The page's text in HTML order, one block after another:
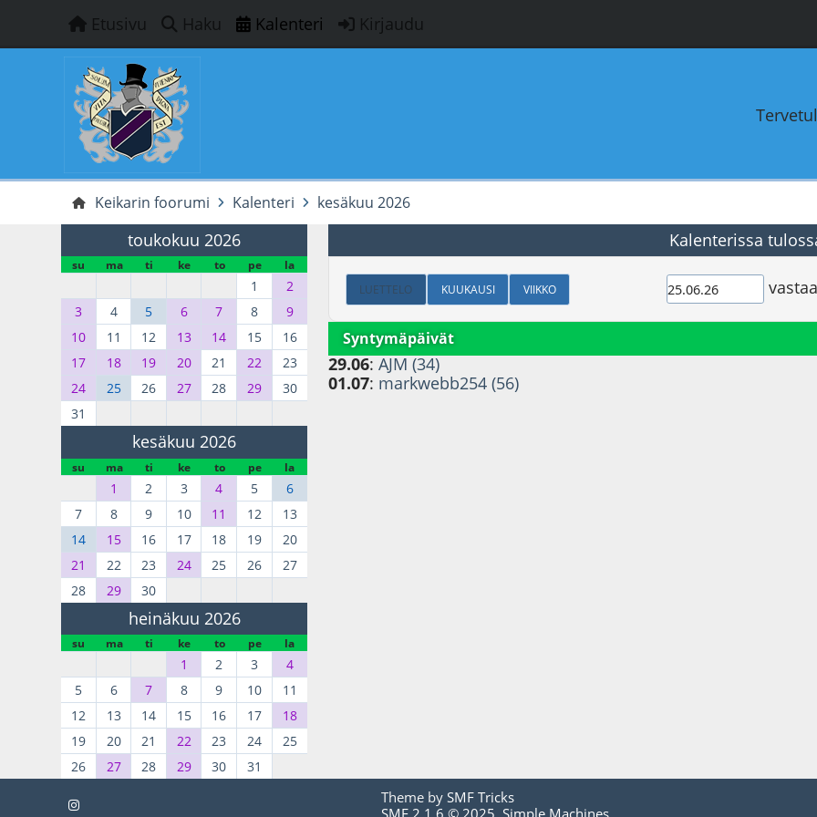
Etusivu Haku Kalenteri Kirjaudu
Keikarin foorumi Kalenteri kesäkuu 2026
toukokuu 2026
su ma ti ke to pe la
1
2
3
4 5 6 7 8
9
10
11 12 13 14 15
16
17
18 19 20 21 22
23
24
25 26 27 28 29
30
31
kesäkuu 2026
su ma ti ke to pe la
1 2 3 4 5
6
7
8 9 10 11 12
13
14
15 16 17 18 19
20
21
22 23 24 25 26
27
28
29 30
heinäkuu 2026
su ma ti ke to pe la
1 2 3
4
5
6 7 8 9 10
11
12
13 14 15 16 17
18
19
20 21 22 23 24
25
26
27 28 29 30 31
Kalenterissa
LUETTELO KUUKAUSI VIIKKO
Syntymäpäivät
29.06: AJM (34)
01.07: markwebb254 (56)
Theme by SMF Tricks